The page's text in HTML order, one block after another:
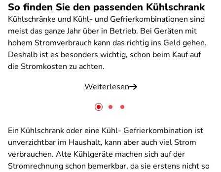
So finden Sie den passenden Kühlschrank
Kühlschränke und Kühl- und Gefrierkombinationen sind
meist das ganze Jahr über in Betrieb. Bei Geräten mit
hohem Stromverbrauch kann das richtig ins Geld gehen.
Deshalb ist es besonders wichtig, schon beim Kauf auf
die Stromkosten zu achten.
Weiterlesen
Ein Kühlschrank oder eine Kühl- Gefrierkombination ist
unverzichtbar im Haushalt, kann aber auch viel Strom
verbrauchen. Alte Kühlgeräte machen sich auf der
Stromrechnung schon bemerkbar, da sie erstens nicht so